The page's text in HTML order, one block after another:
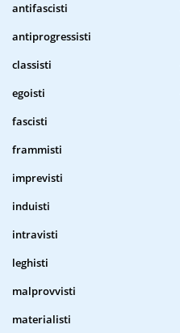
antifascisti
antiprogressisti
classisti
egoisti
fascisti
frammisti
imprevisti
induisti
intravisti
leghisti
malprovvisti
materialisti